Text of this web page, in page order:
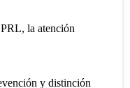
la atención
y distinción